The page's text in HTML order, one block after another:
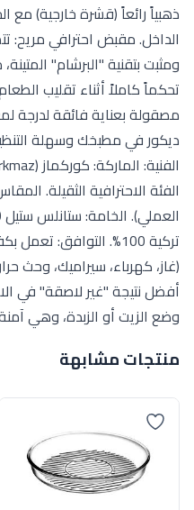
ذهبياً رائعاً (قشرة خارجية)
الداخل. مقبض احترافي مريح:
ومثبت بتقنية "البرشام"
تحكماً كاملاً أثناء تقليب
مصقولة بعناية فائقة لدرجة
ديكور في مطبخك وسهلة
تركية 100%. التوافق:
(غاز، كهرباء، سيراميك، وحث
أفضل نتيجة "غير لاصقة" في
وضع الزيت أو الزبدة، وهي
منتجات مشابهة